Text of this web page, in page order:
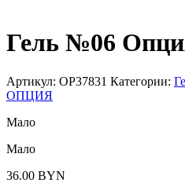
Гель №06
Артикул: OP37831 Категории:
ОПЦИЯ
Мало
Мало
36.00 BYN